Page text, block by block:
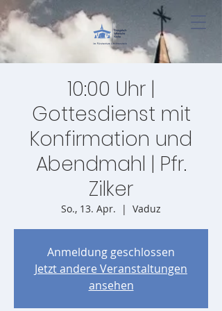
10:00 Uhr |
Gottesdienst mit
Konfirmation und
Abendmahl | Pfr.
Zilker
So., 13. Apr.
  |
Vaduz
Anmeldung geschlossen
Jetzt andere Veranstaltungen
ansehen